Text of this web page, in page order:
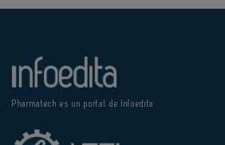
Pharmatech es un portal de Infoedita